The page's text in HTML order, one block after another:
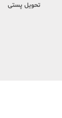
تحویل پستی